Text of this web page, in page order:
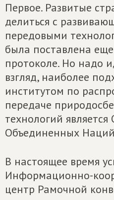
Первое. Развитые
делиться с
передовыми
была поставлена
протоколе. Но надо
взгляд, наиболее
институтом по
передаче
технологий
Объединенных
В настоящее время
Информационно-
центр Рамочной